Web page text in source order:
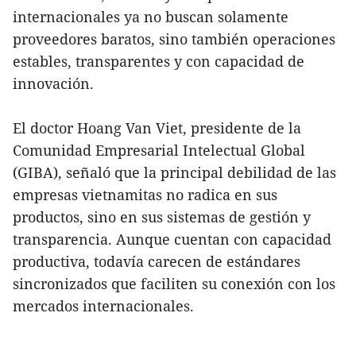
internacionales ya no buscan solamente
proveedores baratos, sino también operaciones
estables, transparentes y con capacidad de
innovación.
El doctor Hoang Van Viet, presidente de la
Comunidad Empresarial Intelectual Global
(GIBA), señaló que la principal debilidad de las
empresas vietnamitas no radica en sus
productos, sino en sus sistemas de gestión y
transparencia. Aunque cuentan con capacidad
productiva, todavía carecen de estándares
sincronizados que faciliten su conexión con los
mercados internacionales.